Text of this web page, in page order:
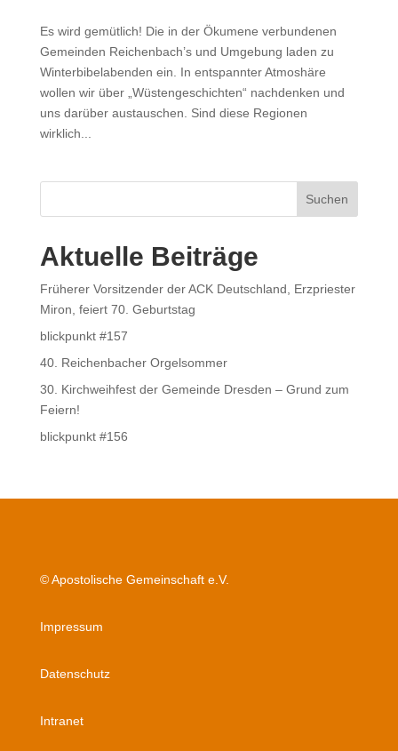
Es wird gemütlich! Die in der Ökumene verbundenen
Gemeinden Reichenbach’s und Umgebung laden zu
Winterbibelabenden ein. In entspannter Atmoshäre
wollen wir über „Wüstengeschichten“ nachdenken und
uns darüber austauschen. Sind diese Regionen
wirklich...
Suchen
Aktuelle Beiträge
Früherer Vorsitzender der ACK Deutschland, Erzpriester
Miron, feiert 70. Geburtstag
blickpunkt #157
40. Reichenbacher Orgelsommer
30. Kirchweihfest der Gemeinde Dresden – Grund zum
Feiern!
blickpunkt #156
© Apostolische Gemeinschaft e.V.
Impressum
Datenschutz
Intranet